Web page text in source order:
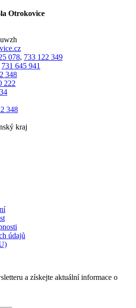
Otrokovice
078, 733 122 349
731 645 941
348
222
348
kraj
údajů
a získejte aktuální informace o